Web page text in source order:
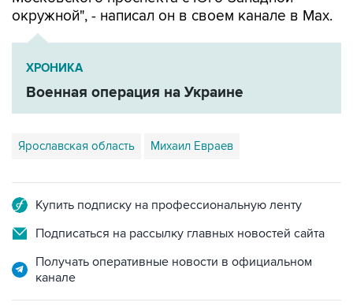
окружной", - написал он в своем канале в Мах.
ХРОНИКА
Военная операция на Украине
Ярославская область Михаил Евраев
Купить подписку на профессиональную ленту
Подписаться на рассылку главных новостей сайта
Получать оперативные новости в официальном
канале